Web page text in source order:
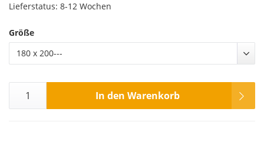
Lieferstatus: 8-12 Wochen
Größe
180 x 200---
In den Warenkorb